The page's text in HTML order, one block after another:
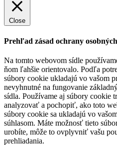
Close
Prehľad zásad ochrany
Na tomto webovom sídle
ňom ľahšie orientovalo. Podľa
súbory cookie ukladajú vo vašom
nevyhnutné na fungovanie
sídla. Používame aj súbory cookie
analyzovať a pochopiť, ako toto
súbory cookie sa ukladajú vo
súhlasom. Máte možnosť tieto
urobíte, môže to ovplyvniť vašu
prehliadania.